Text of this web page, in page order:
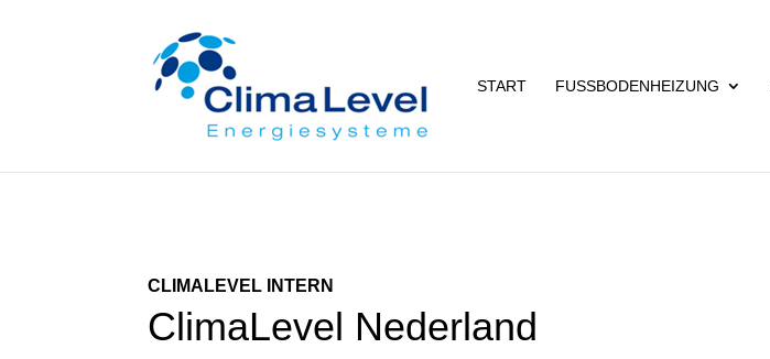
START FUSSBODENHEIZUNG
CLIMALEVEL INTERN
ClimaLevel Nederland